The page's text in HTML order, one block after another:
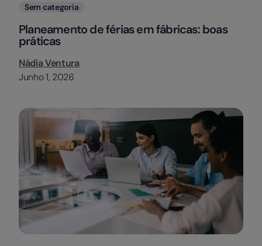
Categorias
Sem categoria
Planeamento de férias em fábricas: boas
práticas
Nádia Ventura
Junho 1, 2026